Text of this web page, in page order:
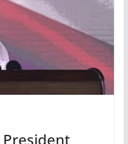
President